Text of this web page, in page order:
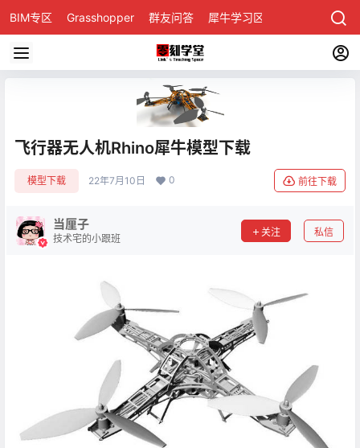
BIM专区 Grasshopper 群友问答 犀牛学习区
飞行器无人机Rhino犀牛模型下载
模型下载 22年7月10日 0 前往下载
当厘子
技术宅的小跟班
关注 私信